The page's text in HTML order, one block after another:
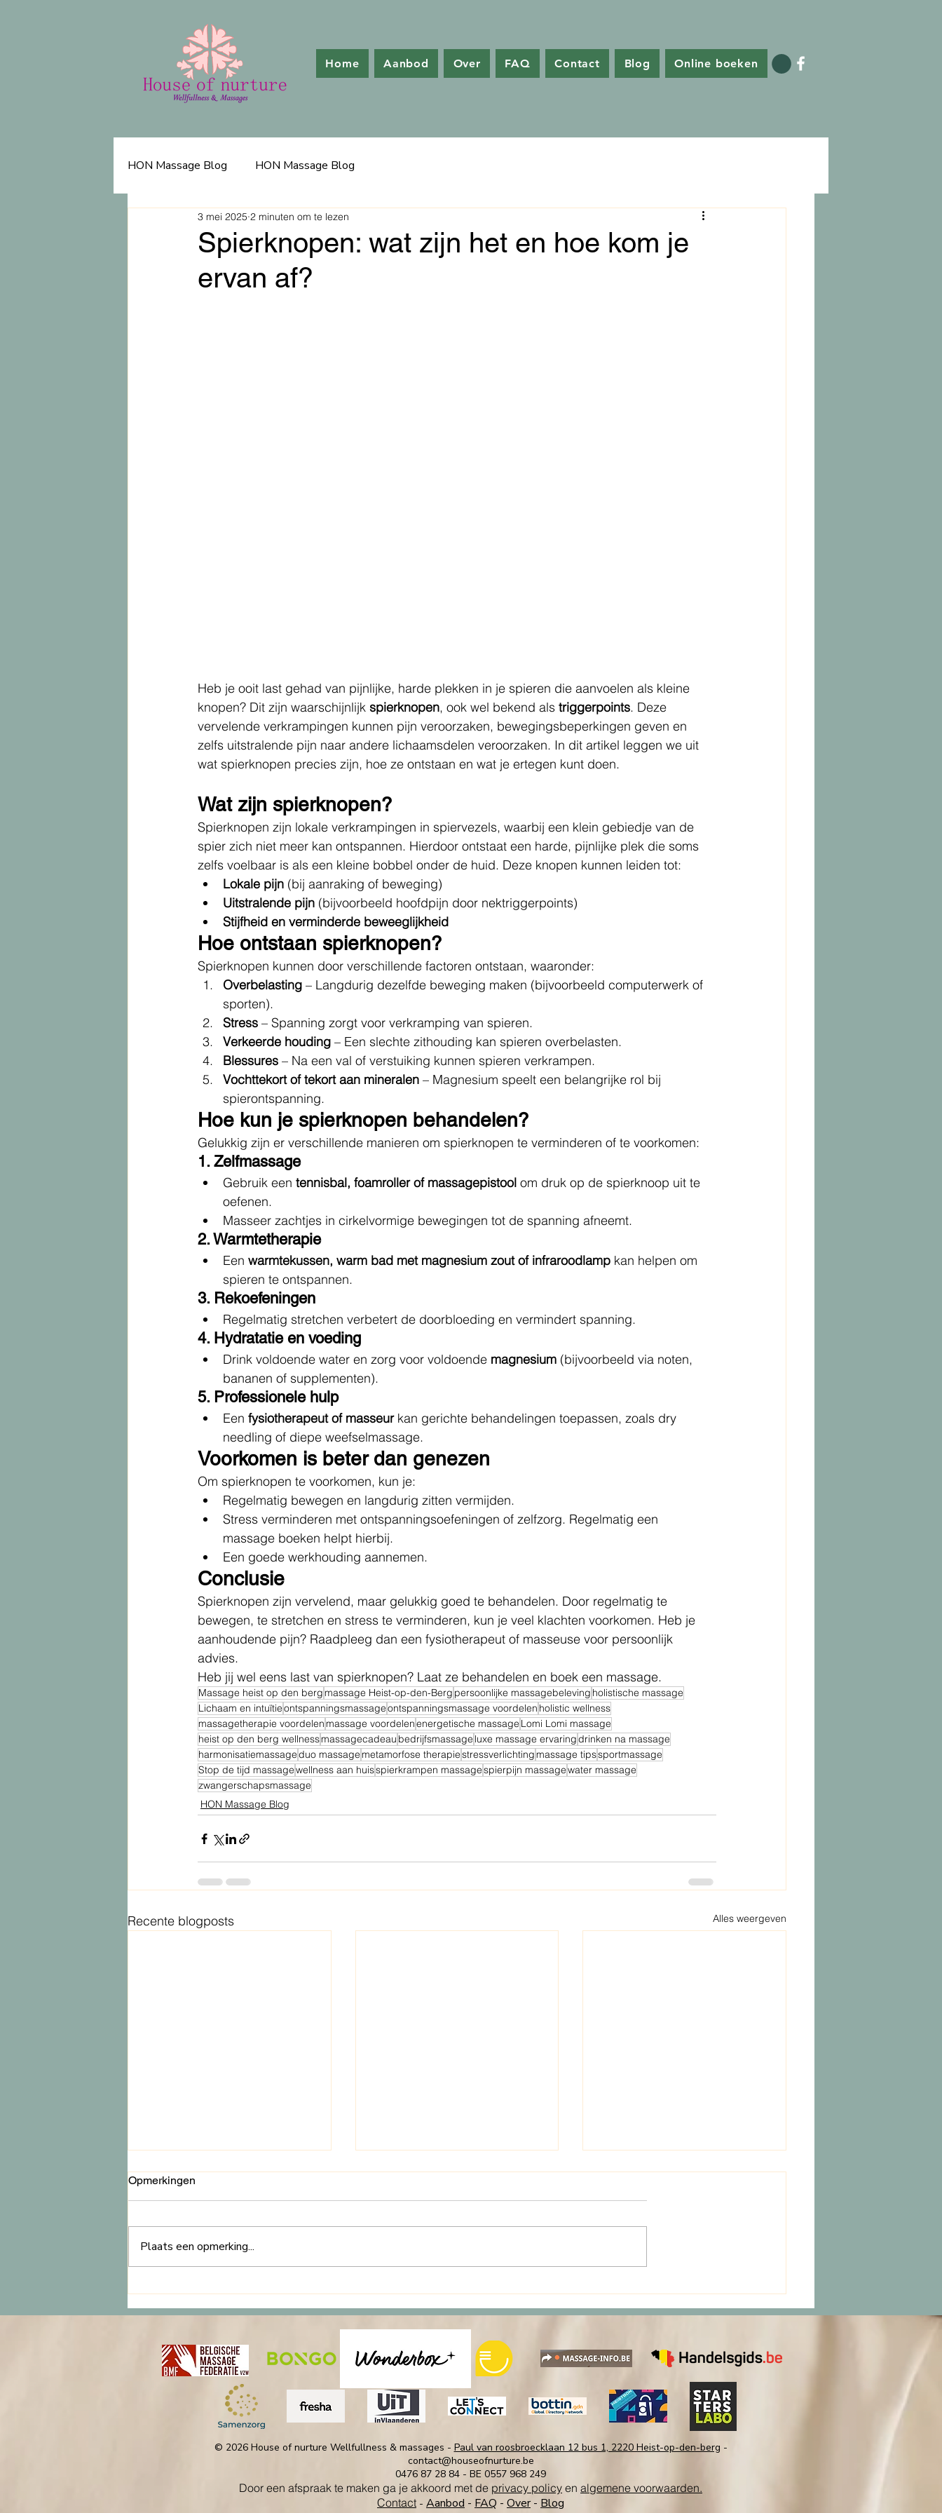
Home Aanbod Over FAQ Contact Blog Online boeken
HON Massage Blog HON Massage Blog
Spierknopen: wat zijn het en hoe kom je
ervan af?
3 mei 2025 2 minuten om te lezen
Heb je ooit last gehad van pijnlijke, harde plekken in je spieren die aanvoelen als kleine
knopen? Dit zijn waarschijnlijk spierknopen, ook wel bekend als triggerpoints. Deze
vervelende verkrampingen kunnen pijn veroorzaken, bewegingsbeperkingen geven en
zelfs uitstralende pijn naar andere lichaamsdelen veroorzaken. In dit artikel leggen we uit
wat spierknopen precies zijn, hoe ze ontstaan en wat je ertegen kunt doen.
Wat zijn spierknopen?
Spierknopen zijn lokale verkrampingen in spiervezels, waarbij een klein gebiedje van de
spier zich niet meer kan ontspannen. Hierdoor ontstaat een harde, pijnlijke plek die soms
zelfs voelbaar is als een kleine bobbel onder de huid. Deze knopen kunnen leiden tot:
Lokale pijn (bij aanraking of beweging)
Uitstralende pijn (bijvoorbeeld hoofdpijn door nektriggerpoints)
Stijfheid en verminderde beweeglijkheid
Hoe ontstaan spierknopen?
Spierknopen kunnen door verschillende factoren ontstaan, waaronder:
Overbelasting – Langdurig dezelfde beweging maken (bijvoorbeeld computerwerk of
sporten).
Stress – Spanning zorgt voor verkramping van spieren.
Verkeerde houding – Een slechte zithouding kan spieren overbelasten.
Blessures – Na een val of verstuiking kunnen spieren verkrampen.
Vochttekort of tekort aan mineralen – Magnesium speelt een belangrijke rol bij
spierontspanning.
Hoe kun je spierknopen behandelen?
Gelukkig zijn er verschillende manieren om spierknopen te verminderen of te voorkomen:
1. Zelfmassage
Gebruik een tennisbal, foamroller of massagepistool om druk op de spierknoop uit te
oefenen.
Masseer zachtjes in cirkelvormige bewegingen tot de spanning afneemt.
2. Warmtetherapie
Een warmtekussen, warm bad met magnesium zout of infraroodlamp kan helpen om
spieren te ontspannen.
3. Rekoefeningen
Regelmatig stretchen verbetert de doorbloeding en vermindert spanning.
4. Hydratatie en voeding
Drink voldoende water en zorg voor voldoende magnesium (bijvoorbeeld via noten,
bananen of supplementen).
5. Professionele hulp
Een fysiotherapeut of masseur kan gerichte behandelingen toepassen, zoals dry
needling of diepe weefselmassage.
Voorkomen is beter dan genezen
Om spierknopen te voorkomen, kun je:
Regelmatig bewegen en langdurig zitten vermijden.
Stress verminderen met ontspanningsoefeningen of zelfzorg. Regelmatig een
massage boeken helpt hierbij.
Een goede werkhouding aannemen.
Conclusie
Spierknopen zijn vervelend, maar gelukkig goed te behandelen. Door regelmatig te
bewegen, te stretchen en stress te verminderen, kun je veel klachten voorkomen. Heb je
aanhoudende pijn? Raadpleeg dan een fysiotherapeut of masseuse voor persoonlijk
advies.
Heb jij wel eens last van spierknopen? Laat ze behandelen en boek een massage.
Massage heist op den bergmassage Heist-op-den-Berg persoonlijke massagebeleving holistische massage
Lichaam en intuïtieontspanningsmassageontspanningsmassage voordelen holistic wellness
massagetherapie voordelenmassage voordelenenergetische massage Lomi Lomi massage
heist op den berg wellnessmassagecadeau bedrijfsmassage luxe massage ervaringdrinken na massage
harmonisatiemassageduo massagemetamorfose therapiestressverlichtingmassage tipssportmassage
Stop de tijd massagewellness aan huisspierkrampen massagespierpijn massagewater massage
zwangerschapsmassage
HON Massage Blog
Recente blogposts Alles weergeven
Seksualiteit. Voor Een Betere
het ook in massage
gebruiken)
ontmoeting waarbij je mag
Opmerkingen
Plaats een opmerking...
© 2026 House of nurture Wellfullness & massages - Paul van roosbroecklaan 12 bus 1, 2220 Heist-op-den-berg -
contact@houseofnurture.be
0476 87 28 84 - BE 0557 968 249
Door een afspraak te maken ga je akkoord met de privacy policy en algemene voorwaarden.
Contact - Aanbod - FAQ - Over- Blog